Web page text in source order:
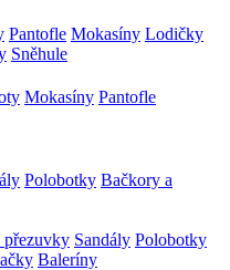
Pantofle Mokasíny Lodičky
Sněhule
Mokasíny Pantofle
Polobotky Bačkory a
přezuvky Sandály Polobotky
Baleríny